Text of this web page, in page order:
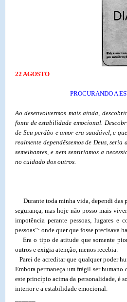
22 AGOSTO
PROCURANDO A
Ao desenvolvermos mais ainda,
fonte de estabilidade emocional.
de Seu perdão e amor era saudável, e
realmente dependêssemos de Deus,
semelhantes, e nem sentiríamos a
no cuidado dos outros.
Durante toda minha vida, dependi das
segurança, mas hoje não posso mais
impotência perante pessoas, lugares e
pessoas”: onde quer que fosse precisava
Era o tipo de atitude que somente
outros e exigia atenção, menos recebia.
Parei de acreditar que qualquer poder
Embora permaneça um frágil ser humano
este princípio acima da personalidade, é
interior e a estabilidade emocional.